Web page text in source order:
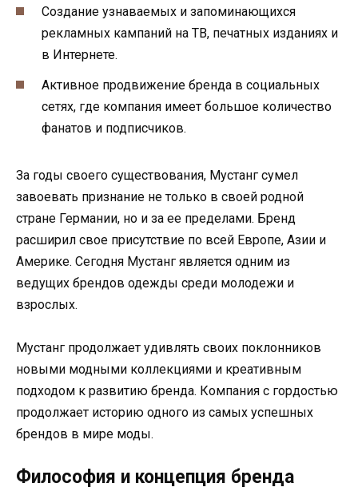
Создание узнаваемых и запоминающихся
рекламных кампаний на ТВ, печатных изданиях и
в Интернете.
Активное продвижение бренда в социальных
сетях, где компания имеет большое количество
фанатов и подписчиков.
За годы своего существования, Мустанг сумел
завоевать признание не только в своей родной
стране Германии, но и за ее пределами. Бренд
расширил свое присутствие по всей Европе, Азии и
Америке. Сегодня Мустанг является одним из
ведущих брендов одежды среди молодежи и
взрослых.
Мустанг продолжает удивлять своих поклонников
новыми модными коллекциями и креативным
подходом к развитию бренда. Компания с гордостью
продолжает историю одного из самых успешных
брендов в мире моды.
Философия и концепция бренда